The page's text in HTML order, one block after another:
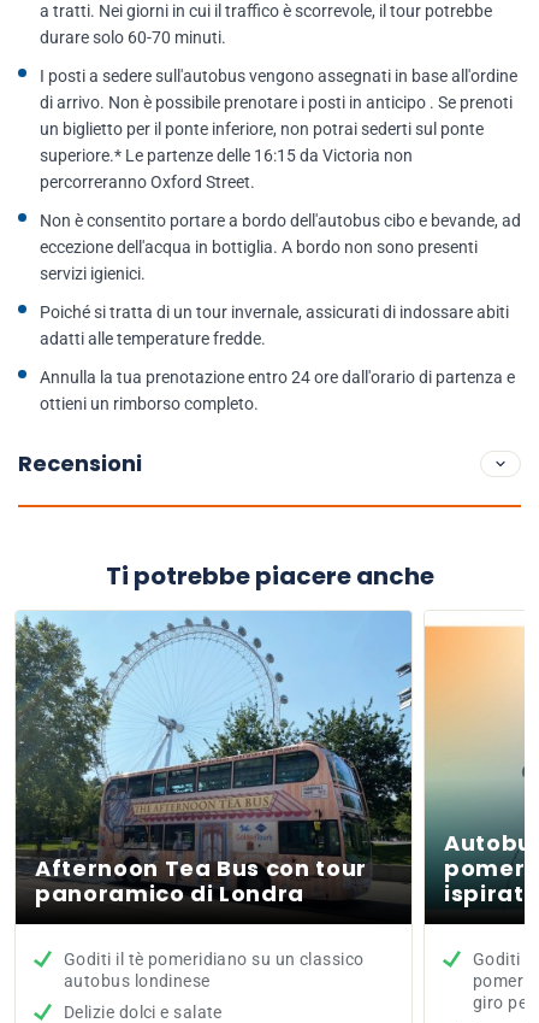
a tratti. Nei giorni in cui il traffico è scorrevole, il tour potrebbe
durare solo 60-70 minuti.
I posti a sedere sull'autobus vengono assegnati in base all'ordine
di arrivo. Non è possibile prenotare i posti in anticipo . Se prenoti
un biglietto per il ponte inferiore, non potrai sederti sul ponte
superiore.* Le partenze delle 16:15 da Victoria non
percorreranno Oxford Street.
Non è consentito portare a bordo dell'autobus cibo e bevande, ad
eccezione dell'acqua in bottiglia. A bordo non sono presenti
servizi igienici.
Poiché si tratta di un tour invernale, assicurati di indossare abiti
adatti alle temperature fredde.
Annulla la tua prenotazione entro 24 ore dall'orario di partenza e
ottieni un rimborso completo.
Recensioni
Ti potrebbe piacere anche
Afternoon Tea Bus con tour
panoramico di Londra
Goditi il tè pomeridiano su un classico
autobus londinese
Delizie dolci e salate
Goditi
giro per